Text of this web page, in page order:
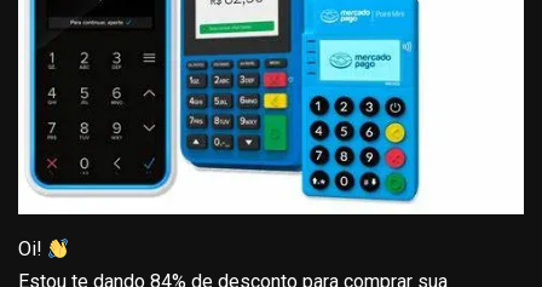
Oi!
Estou te dando 84% de desconto para comprar sua